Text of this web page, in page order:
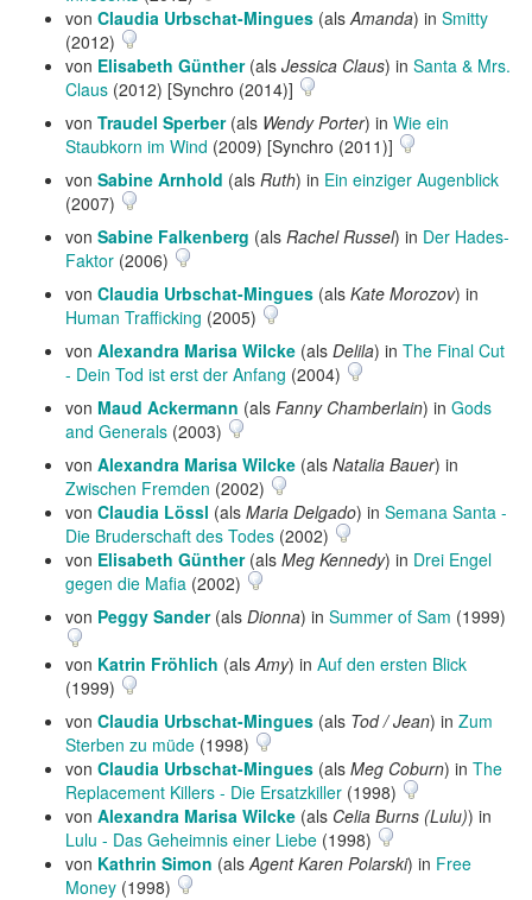
von Claudia Urbschat-Mingues (alsAmanda) in Smitty
(2012)
von Elisabeth Günther(als Jessica Claus) in Santa & Mrs.
Claus (2012) [Synchro (2014)]
von Traudel Sperber(als Wendy Porter) in Wie ein
Staubkorn im Wind (2009) [Synchro (2011)]
von Sabine Arnhold (als Ruth) in Ein einziger Augenblick
(2007)
von Sabine Falkenberg (als Rachel Russel) in Der Hades-
Faktor (2006)
von Claudia Urbschat-Mingues (als Kate Morozov) in
Human Trafficking (2005)
von Alexandra Marisa Wilcke (als Delila) in The Final Cut
- Dein Tod ist erst der Anfang (2004)
von Maud Ackermann (als Fanny Chamberlain) in Gods
and Generals (2003)
von Alexandra Marisa Wilcke (als Natalia Bauer) in
Zwischen Fremden (2002)
von Claudia Lössl (als Maria Delgado) in Semana Santa -
Die Bruderschaft des Todes (2002)
von Elisabeth Günther(als Meg Kennedy) in Drei Engel
gegen die Mafia (2002)
von Peggy Sander(als Dionna) in Summer of Sam (1999)
von Katrin Fröhlich (alsAmy) in Auf den ersten Blick
(1999)
von Claudia Urbschat-Mingues (als Tod / Jean) in Zum
Sterben zu müde (1998)
von Claudia Urbschat-Mingues (als Meg Coburn) in The
Replacement Killers - Die Ersatzkiller (1998)
von Alexandra Marisa Wilcke (als Celia Burns (Lulu)) in
Lulu - Das Geheimnis einer Liebe (1998)
von Kathrin Simon (alsAgent Karen Polarski) in Free
Money (1998)